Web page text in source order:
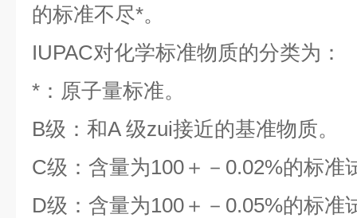
的标准不尽*。
IUPAC对化学标准物质的分类为：
*：原子量标准。
B级：和A 级zui接近的基准物质。
C级：含量为100＋－0.02%的标准
D级：含量为100＋－0.05%的标准